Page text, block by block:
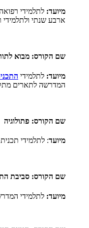
מיועד: לתלמידי
ארבע שנתי ולתלמידי
שם הקורס: מבוא
מיועד: לתלמידי
המדרשה לתארים
שם הקורס: פתולוגיה
מיועד: לתלמידי תכנית
שם הקורס: סביבת
מיועד: לתלמידי